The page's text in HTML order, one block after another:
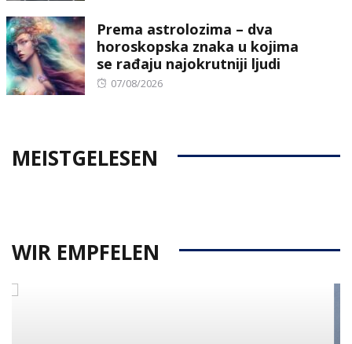
Prema astrolozima – dva
horoskopska znaka u kojima
se rađaju najokrutniji ljudi
Posted
07/08/2026
MEISTGELESEN
WIR EMPFELEN